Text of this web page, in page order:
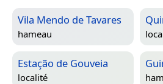
Vila Mendo de Tavares
hameau
Estação de Gouveia
localité